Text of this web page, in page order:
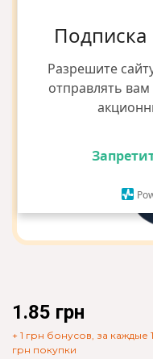
Разрешите
отправлять
1.85 грн
+ 1 грн бонусов, за каждые
грн покупки